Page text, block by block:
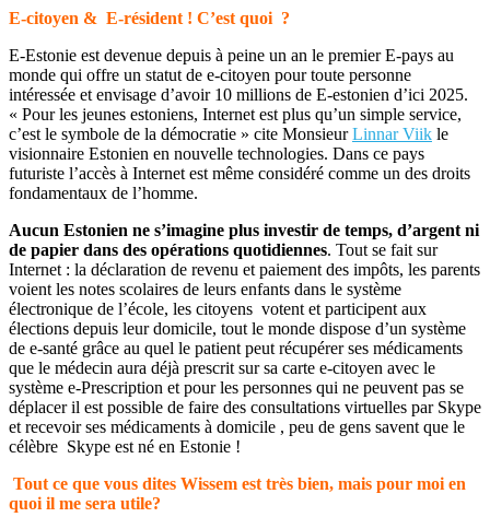
E-citoyen & E-résident ! C’est quoi ?
E-Estonie est devenue depuis à peine un an le premier E-pays au
monde qui offre un statut de e-citoyen pour toute personne
intéressée et envisage d’avoir 10 millions de E-estonien d’ici 2025.
« Pour les jeunes estoniens, Internet est plus qu’un simple service,
c’est le symbole de la démocratie » cite MonsieurLinnar Viik le
visionnaire Estonien en nouvelle technologies. Dans ce pays
futuriste l’accès à Internet est même considéré comme un des droits
fondamentaux de l’homme.
Aucun Estonien ne s’imagine plus investir de temps, d’argent ni
de papier dans des opérations quotidiennes. Tout se fait sur
Internet : la déclaration de revenu et paiement des impôts, les parents
voient les notes scolaires de leurs enfants dans le système
électronique de l’école, les citoyens votent et participent aux
élections depuis leur domicile, tout le monde dispose d’un système
de e-santé grâce au quel le patient peut récupérer ses médicaments
que le médecin aura déjà prescrit sur sa carte e-citoyen avec le
système e-Prescription et pour les personnes qui ne peuvent pas se
déplacer il est possible de faire des consultations virtuelles par Skype
et recevoir ses médicaments à domicile , peu de gens savent que le
célèbre Skype est né en Estonie !
Tout ce que vous dites Wissem est très bien, mais pour moi en
quoi il me sera utile?